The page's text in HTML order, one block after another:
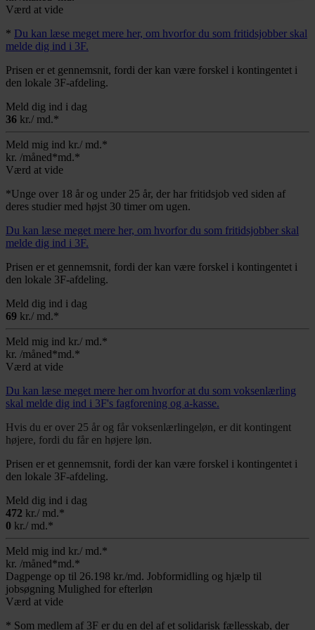
Værd at vide
* Du kan læse meget mere her, om hvorfor du som fritidsjobber skal
melde dig ind i 3F.
Prisen er et gennemsnit, fordi der kan være forskel i kontingentet i
den lokale 3F-afdeling.
Meld dig ind i dag
36 kr./ md.*
Meld mig ind kr./ md.*
kr. /måned*md.*
Værd at vide
*Unge over 18 år og under 25 år, der har fritidsjob ved siden af
deres studier med højst 30 timer om ugen.
Du kan læse meget mere her, om hvorfor du som fritidsjobber skal
melde dig ind i 3F.
Prisen er et gennemsnit, fordi der kan være forskel i kontingentet i
den lokale 3F-afdeling.
Meld dig ind i dag
69 kr./ md.*
Meld mig ind kr./ md.*
kr. /måned*md.*
Værd at vide
Du kan læse meget mere her om hvorfor at du som voksenlærling
skal melde dig ind i 3F's fagforening og a-kasse.
Hvis du er over 25 år og får voksenlærlingeløn, er dit kontingent
højere, fordi du får en højere løn.
Prisen er et gennemsnit, fordi der kan være forskel i kontingentet i
den lokale 3F-afdeling.
Meld dig ind i dag
472 kr./ md.*
0 kr./ md.*
Meld mig ind kr./ md.*
kr. /måned*md.*
Dagpenge op til 26.198 kr./md. Jobformidling og hjælp til
jobsøgning Mulighed for efterløn
Værd at vide
* Som medlem af 3F er du en del af et solidarisk fællesskab, der